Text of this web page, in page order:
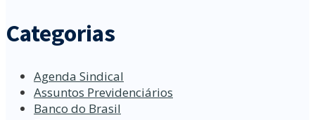
Categorias
Agenda Sindical
Assuntos Previdenciários
Banco do Brasil